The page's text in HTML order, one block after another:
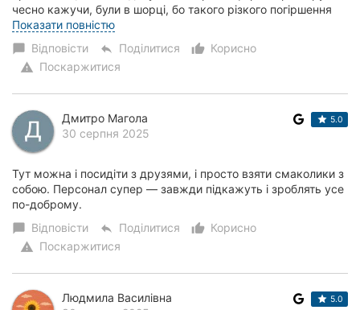
чесно кажучи, були в шорці, бо такого різкого погіршення
товару годі чекати. Зазвичай я...
Показати повністю
chat_bubble Відповісти reply Поділитися thumb_up_alt
Корисно
warning Поскаржитися
Дмитро Магола
30 серпня 2025
5.0
Тут можна і посидіти з друзями, і просто взяти смаколики з
собою. Персонал супер — завжди підкажуть і зроблять усе
по-доброму.
chat_bubble Відповісти reply Поділитися thumb_up_alt
Корисно
warning Поскаржитися
Людмила Василівна
5.0